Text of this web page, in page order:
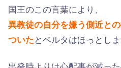
国王のこの言葉により、
異教徒の自分を嫌う側近と
ついた とベルタはほっとしま